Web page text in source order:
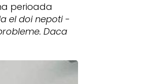
perioada
el doi nepoti -
Daca